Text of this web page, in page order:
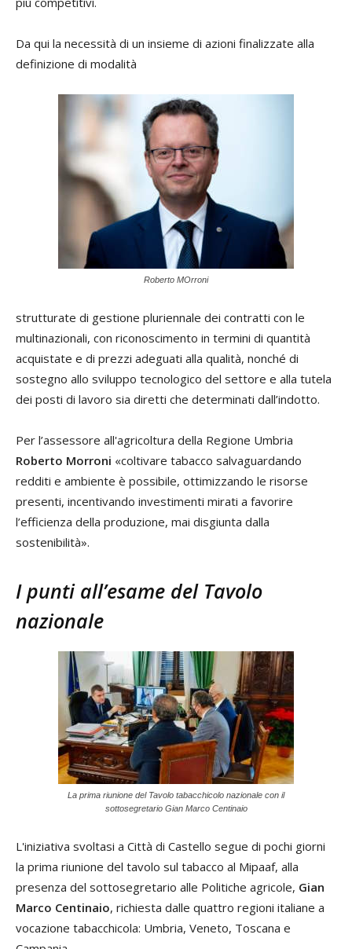
Da qui la necessità di un insieme di azioni finalizzate alla
definizione di modalità
Roberto MOrroni
strutturate di gestione pluriennale dei contratti con le
multinazionali, con riconoscimento in termini di quantità
acquistate e di prezzi adeguati alla qualità, nonché di
sostegno allo sviluppo tecnologico del settore e alla tutela
dei posti di lavoro sia diretti che determinati dall’indotto.
Per l’assessore all'agricoltura della Regione Umbria
Roberto Morroni «coltivare tabacco salvaguardando
redditi e ambiente è possibile, ottimizzando le risorse
presenti, incentivando investimenti mirati a favorire
l’efficienza della produzione, mai disgiunta dalla
sostenibilità».
I punti all’esame del Tavolo
nazionale
La prima riunione del Tavolo tabacchicolo nazionale con il
sottosegretario Gian Marco Centinaio
L'iniziativa svoltasi a Città di Castello segue di pochi giorni
la prima riunione del tavolo sul tabacco al Mipaaf, alla
presenza del sottosegretario alle Politiche agricole, Gian
Marco Centinaio, richiesta dalle quattro regioni italiane a
vocazione tabacchicola: Umbria, Veneto, Toscana e